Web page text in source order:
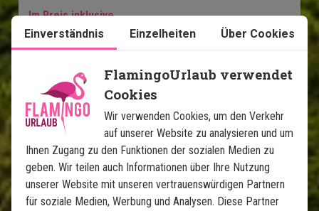
Im Preis inklusive
14 Tage
Preis pr.
Person ab 1.520€ Mehr lesen
Bali
Karte ansehen
Einverständnis Einzelheiten Über Cookies
FlamingoUrlaub verwendet
Cookies
Wir verwenden Cookies, um den Verkehr
auf unserer Website zu analysieren und um
Ihnen Zugang zu den Funktionen der sozialen Medien zu
geben. Wir teilen auch Informationen über Ihre Nutzung
unserer Website mit unseren vertrauenswürdigen Partnern
für soziale Medien, Werbung und Analysen. Diese Partner